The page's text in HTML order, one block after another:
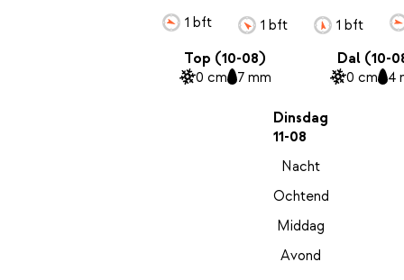
1 bft 1 bft
1 bft
Top (10-08)
0 cm 7 mm
Dal (10-
0 cm 4
Dinsdag
11-08
Nacht
Ochtend
Middag
Avond